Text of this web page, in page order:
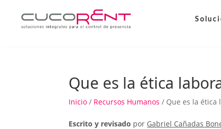
Que es la ética
Inicio / Recursos Humanos / Que es la ética
Escrito y revisado por Gabriel Cañadas